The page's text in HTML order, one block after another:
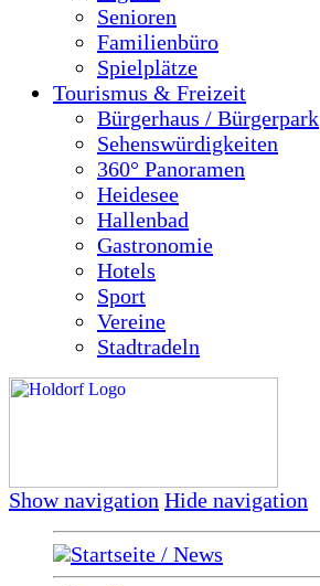
Senioren
Familienbüro
Spielplätze
Tourismus & Freizeit
Bürgerhaus / Bürgerpark
Sehenswürdigkeiten
360° Panoramen
Heidesee
Hallenbad
Gastronomie
Hotels
Sport
Vereine
Stadtradeln
Show navigation Hide navigation
Startseite / News